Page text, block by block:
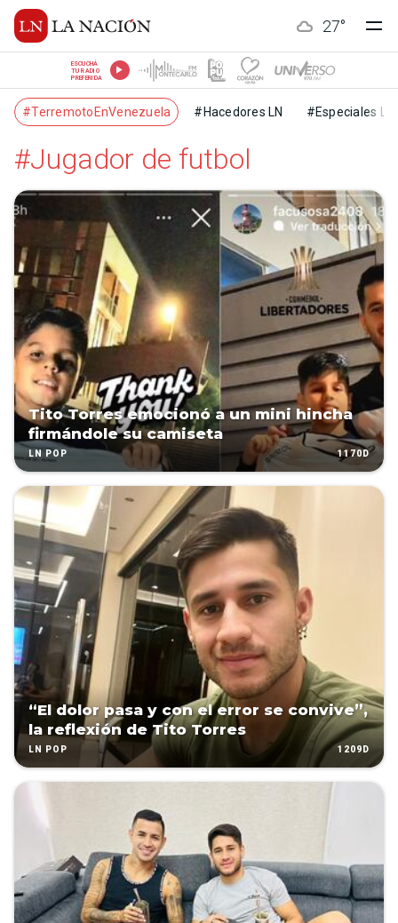
27°
ESCUCHÁ
TU RADIO
PREFERIDA
#TerremotoEnVenezuela #Hacedores LN #Especiales LN
#Jugador de futbol
Tito Torres emocionó a un mini hincha
firmándole su camiseta
LN POP 1170D
“El dolor pasa y con el error se convive”,
la reflexión de Tito Torres
LN POP 1209D